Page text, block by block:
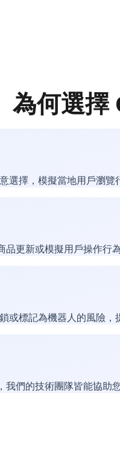
為何選擇
選擇，模擬當地用戶瀏
更新或模擬用戶操作行
或標記為機器人的風險，
們的技術團隊皆能協助